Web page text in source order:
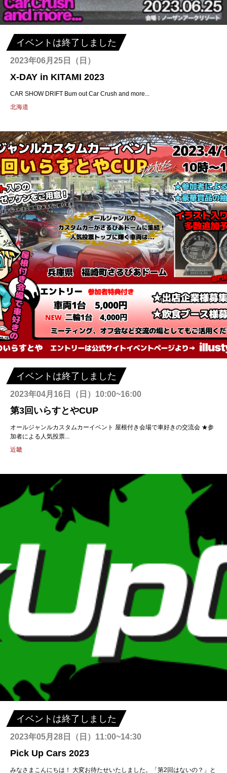
イベントは終了しました
2023年06月25日（日）
X-DAY in KITAMI 2023
CAR SHOW DRIFT Bum out Car Crush and more...
北海道
イベントは終了しました
2023年04月16日（日）10:00~16:00
第3回いらすとやCUP
オールジャンルカスタムカーイベント 屋根付き会場で車好きの交流会 ★参
加者による人気投票...
近畿
イベントは終了しました
2023年05月28日（日）11:00~14:30
Pick Up Cars 2023
みなさまこんにちは！ 大変お待たせいたしました。「第2回はないの？」と